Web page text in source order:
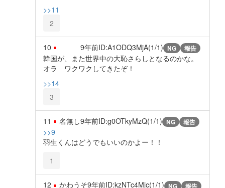
>>11
2
10 9年前ID:A1ODQ3MjA(1/1) NG 報告
韓国が、また世界中の大恥さらしとなるのかな。
オラ ワクワクしてきたぞ！
>>14
3
11 名無し9年前ID:g0OTkyMzQ(1/1) NG 報告
>>9
羽生くんはどうでもいいのかよー！！
1
12 かわうそ9年前ID:kzNTc4Mjc(1/1) NG 報告